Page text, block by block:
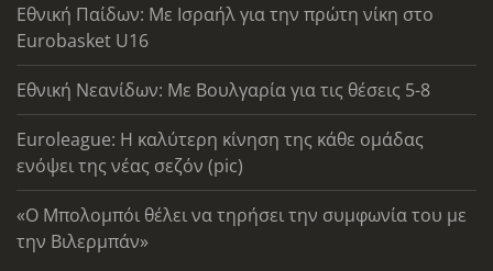
Εθνική Παίδων: Με Ισραήλ για την πρώτη νίκη στο
Eurobasket U16
Εθνική Νεανίδων: Με Βουλγαρία για τις θέσεις 5-8
Euroleague: Η καλύτερη κίνηση της κάθε ομάδας
ενόψει της νέας σεζόν (pic)
«Ο Μπολομπόι θέλει να τηρήσει την συμφωνία του με
την Βιλερμπάν»